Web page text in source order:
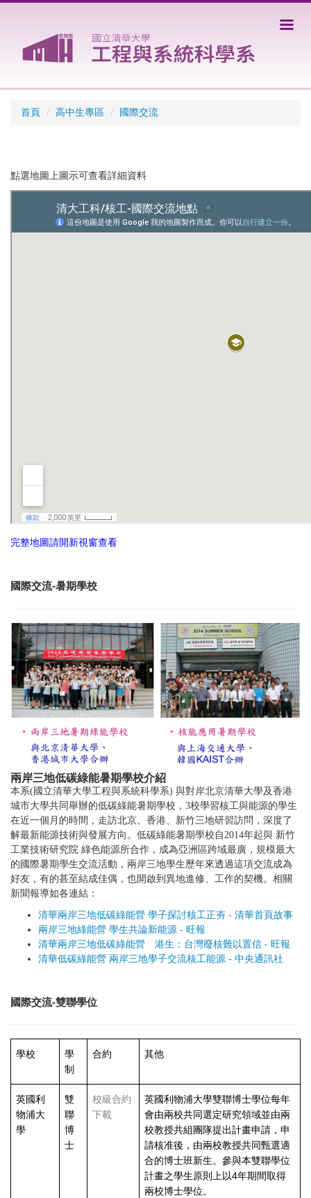
首頁
高中生專區 國際交流
點選地圖上圖示可查看詳細資料
完整地圖請開新視窗查看
國際交流-暑期學校
兩岸三地低碳綠能暑期學校介紹
本系(國立清華大學工程與系統科學系) 與對岸北京清華大學及香港
城市大學共同舉辦的低碳綠能暑期學校，3校學習核工與能源的學生
在近一個月的時間，走訪北京、香港、新竹三地研習訪問，深度了
解最新能源技術與發展方向。低碳綠能暑期學校自2014年起與 新竹
工業技術研究院 綠色能源所合作，成為亞洲區跨域最廣，規模最大
的國際暑期學生交流活動，兩岸三地學生歷年來透過這項交流成為
好友，有的甚至結成佳偶，也開啟到異地進修、工作的契機。相關
新聞報導如各連結：
清華兩岸三地低碳綠能營 學子探討核工正夯 - 清華首頁故事
兩岸三地綠能營 學生共論新能源 - 旺報
清華兩岸三地低碳綠能營 港生：台灣廢核難以置信 - 旺報
清華低碳綠能營 兩岸三地學子交流核工能源 - 中央通訊社
國際交流-雙聯學位
學校
學
制
合約 其他
英國利
物浦大
學
雙
聯
博
士
校級合約
下載
英國利物浦大學雙聯博士學位每年
會由兩校共同選定研究領域並由兩
校教授共組團隊提出計畫申請，申
請核准後，由兩校教授共同甄選適
合的博士班新生。參與本雙聯學位
計畫之學生原則上以4年期間取得
兩校博士學位。